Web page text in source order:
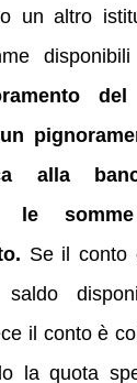
un altro
alla
le
Se il conto
saldo
il conto è
la quota